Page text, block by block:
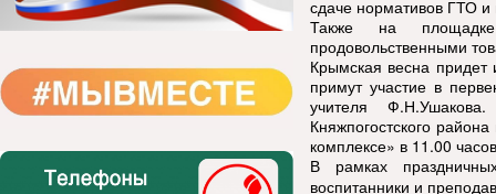
сдаче нормативов ГТО и
Также на площадке
продовольственными
Крымская весна придет
примут участие в
учителя
Княжпогостского
комплексе» в 11.00
В рамках
воспитанники и